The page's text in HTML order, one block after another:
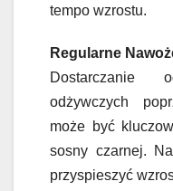
tempo wzrostu.
Regularne
Dostarczanie
odżywczych
może być
sosny czarnej.
przyspieszyć